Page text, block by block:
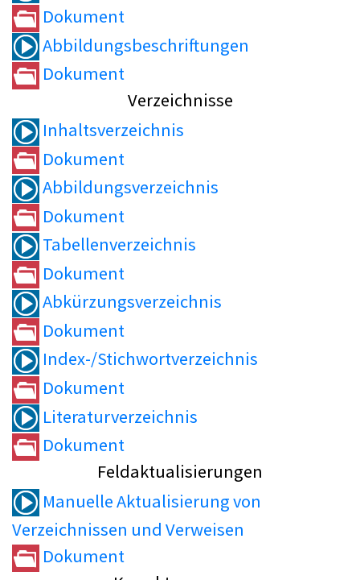
Dokument
Abbildungsbeschriftungen
Dokument
Verzeichnisse
Inhaltsverzeichnis
Dokument
Abbildungsverzeichnis
Dokument
Tabellenverzeichnis
Dokument
Abkürzungsverzeichnis
Dokument
Index-/Stichwortverzeichnis
Dokument
Literaturverzeichnis
Dokument
Feldaktualisierungen
Manuelle Aktualisierung von
Verzeichnissen und Verweisen
Dokument